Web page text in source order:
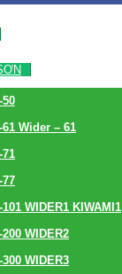
Wider – 61
WIDER1 KIWAMI1
WIDER2
WIDER3